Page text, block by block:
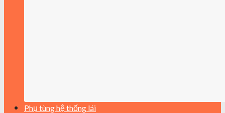
Phụ tùng hệ thống lái